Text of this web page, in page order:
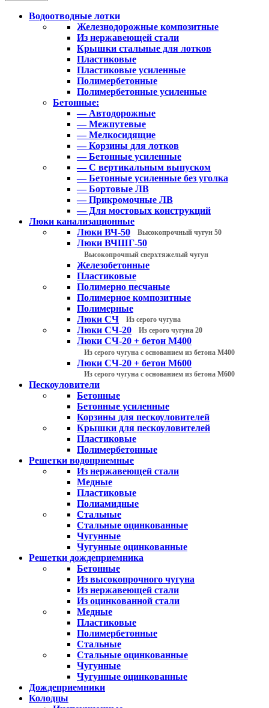
Водоотводные лотки
Железнодорожные композитные
Из нержавеющей стали
Крышки стальные для лотков
Пластиковые
Пластиковые усиленные
Полимербетонные
Полимербетонные усиленные
Бетонные:
— Автодорожные
— Межпутевые
— Мелкосидящие
— Корзины для лотков
— Бетонные усиленные
— С вертикальным выпуском
— Бетонные усиленные без уголка
— Бортовые ЛВ
— Прикромочные ЛВ
— Для мостовых конструкций
Люки канализационные
Люки ВЧ-50
Высокопрочный чугун 50
Люки ВЧШГ-50
Высокопрочный сверхтяжелый чугун
Железобетонные
Пластиковые
Полимерно песчаные
Полимерное композитные
Полимерные
Люки СЧ
Из серого чугуна
Люки СЧ-20 Из серого чугуна 20
Люки СЧ-20 + бетон М400
Из серого чугуна с основанием из бетона М400
Люки СЧ-20 + бетон М600
Из серого чугуна с основанием из бетона М600
Пескоуловители
Бетонные
Бетонные усиленные
Корзины для пескоуловителей
Крышки для пескоуловителей
Пластиковые
Полимербетонные
Решетки водоприемные
Из нержавеющей стали
Медные
Пластиковые
Полиамидные
Стальные
Стальные оцинкованные
Чугунные
Чугунные оцинкованные
Решетки дождеприемника
Бетонные
Из высокопрочного чугуна
Из нержавеющей стали
Из оцинкованной стали
Медные
Пластиковые
Полимербетонные
Стальные
Стальные оцинкованные
Чугунные
Чугунные оцинкованные
Дождеприемники
Колодцы